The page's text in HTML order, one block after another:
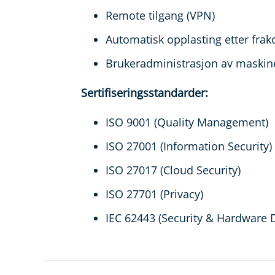
Remote tilgang (VPN)
Automatisk opplasting etter
Brukeradministrasjon av
Sertifiseringsstandarder:
ISO 9001 (Quality Management)
ISO 27001 (Information Security)
ISO 27017 (Cloud Security)
ISO 27701 (Privacy)
IEC 62443 (Security & Hardware